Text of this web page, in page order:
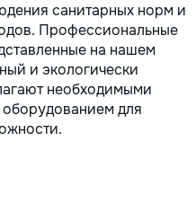
санитарных норм и
Профессиональные
на нашем
и экологически
необходимыми
для